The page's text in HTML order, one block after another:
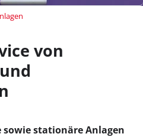
von
stationäre Anlagen